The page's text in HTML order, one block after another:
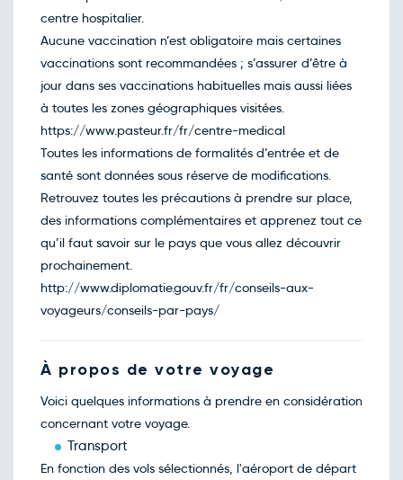
25
978€
Retour le Lun. 29 mars 27
26
965€/pers
Retour le Mar. 30 mars 27
27
1017€/pers
Retour le Mer. 31 mars 27
28
902€/pers
Retour le Jeu. 01 avril 27
29
880€ /pers
Retour le Ven. 02 avril 27
30
851€ /pers
Retour le Sam. 03 avril 27
31
798€/pers
01
avril
Ven.
02
816€/pers
03
avril
779€
centre hospitalier.
Aucune vaccination n’est obligatoire mais certaines
vaccinations sont recommandées ; s’assurer d’être à
jour dans ses vaccinations habituelles mais aussi liées
à toutes les zones géographiques visitées.
https://www.pasteur.fr/fr/centre-medical
Toutes les informations de formalités d’entrée et de
santé sont données sous réserve de modifications.
Retrouvez toutes les précautions à prendre sur place,
des informations complémentaires et apprenez tout ce
qu’il faut savoir sur le pays que vous allez découvrir
prochainement.
http://www.diplomatie.gouv.fr/fr/conseils-aux-
voyageurs/conseils-par-pays/
À propos de votre voyage
Voici quelques informations à prendre en considération
concernant votre voyage.
Transport
En fonction des vols sélectionnés, l'aéroport de départ